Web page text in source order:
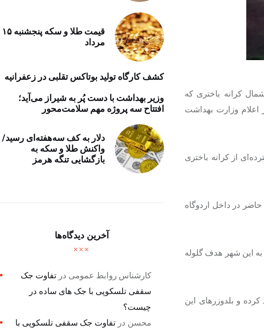
کرانه باختری که
اعلام وزارت بهداشت
از کرانه باختری
در داخل اردوگاه
به این شهر هدف گلوله
و بلدوزرهای این
قیمت طلا و سکه پنجشنبه ۱۵
مرداد
کشف کارگاه تولید بوتاکس تقلبی در زعفرانیه
وزیر بهداشت با دست پُر به شیراز می‌آید؛
افتتاح سه پروژه مهم سلامت‌محور
دلار به کف سه‌هفته‌ای رسید/
واکنش طلا و سکه به
بازگشایی تنگه هرمز
آخرین دیدگاه‌ها
کارشناس روابط عمومی در تفاوت جک
سقفی تلسکوپی با جک های ساده در
چیست؟
محسن در تفاوت جک سقفی تلسکوپی با